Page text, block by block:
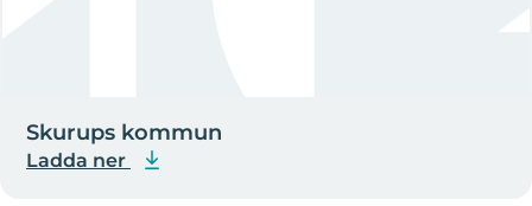
Skurups kommun
Ladda ner